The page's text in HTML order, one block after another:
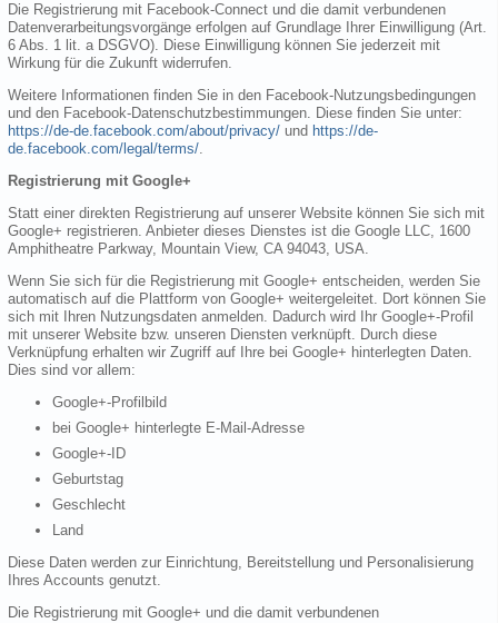
Die Registrierung mit Facebook-Connect und die damit verbundenen
Datenverarbeitungsvorgänge erfolgen auf Grundlage Ihrer Einwilligung (Art.
6 Abs. 1 lit. a DSGVO). Diese Einwilligung können Sie jederzeit mit
Wirkung für die Zukunft widerrufen.
Weitere Informationen finden Sie in den Facebook-Nutzungsbedingungen
und den Facebook-Datenschutzbestimmungen. Diese finden Sie unter:
https://de-de.facebook.com/about/privacy/ und https://de-
de.facebook.com/legal/terms/.
Registrierung mit Google+
Statt einer direkten Registrierung auf unserer Website können Sie sich mit
Google+ registrieren. Anbieter dieses Dienstes ist die Google LLC, 1600
Amphitheatre Parkway, Mountain View, CA 94043, USA.
Wenn Sie sich für die Registrierung mit Google+ entscheiden, werden Sie
automatisch auf die Plattform von Google+ weitergeleitet. Dort können Sie
sich mit Ihren Nutzungsdaten anmelden. Dadurch wird Ihr Google+-Profil
mit unserer Website bzw. unseren Diensten verknüpft. Durch diese
Verknüpfung erhalten wir Zugriff auf Ihre bei Google+ hinterlegten Daten.
Dies sind vor allem:
Google+-Profilbild
bei Google+ hinterlegte E-Mail-Adresse
Google+-ID
Geburtstag
Geschlecht
Land
Diese Daten werden zur Einrichtung, Bereitstellung und Personalisierung
Ihres Accounts genutzt.
Die Registrierung mit Google+ und die damit verbundenen